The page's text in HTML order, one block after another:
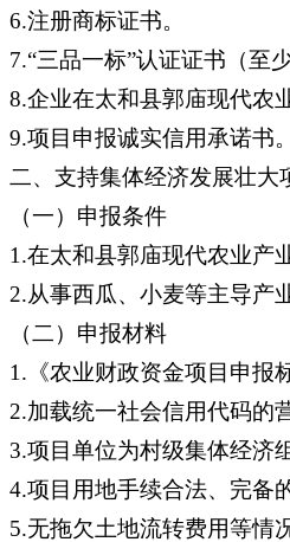
6.注册商标证书。
7.“三品一标”认证证书（至
8.企业在太和县郭庙现代农
9.项目申报诚实信用承诺书。
二、支持集体经济发展壮大
（一）申报条件
1.在太和县郭庙现代农业产
2.从事西瓜、小麦等主导产
（二）申报材料
1.《农业财政资金项目申报
2.加载统一社会信用代码的
3.项目单位为村级集体经济
4.项目用地手续合法、完备
5.无拖欠土地流转费用等情